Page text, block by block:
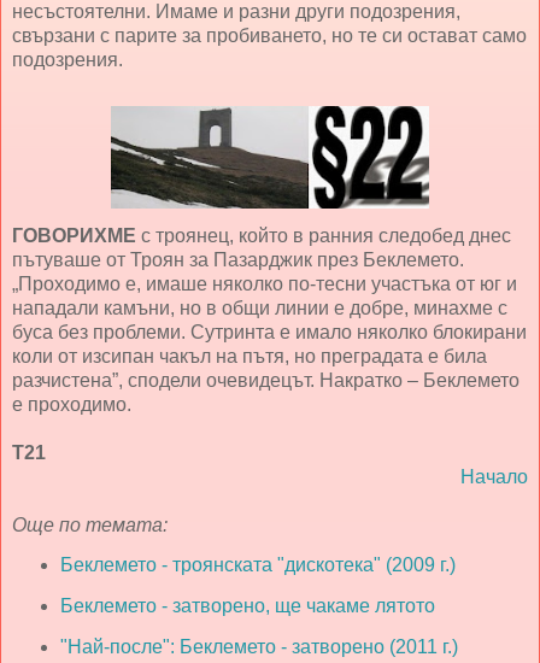
несъстоятелни. Имаме и разни други подозрения,
свързани с парите за пробиването, но те си остават само
подозрения.
ГОВОРИХМЕ с троянец, който в ранния следобед днес
пътуваше от Троян за Пазарджик през Беклемето.
„Проходимо е, имаше няколко по-тесни участъка от юг и
нападали камъни, но в общи линии е добре, минахме с
буса без проблеми. Сутринта е имало няколко блокирани
коли от изсипан чакъл на пътя, но преградата е била
разчистена”, сподели очевидецът. Накратко – Беклемето
е проходимо.
Т21
Начало
Още по темата:
Беклемето - троянската "дискотека" (2009 г.)
Беклемето - затворено, ще чакаме лятото
"Най-после": Беклемето - затворено (2011 г.)